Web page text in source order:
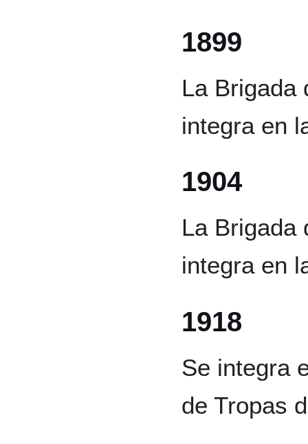
1899
La Brigada
integra en
1904
La Brigada
integra en
1918
Se integra
de Tropas